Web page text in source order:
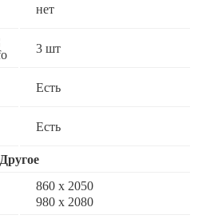
нет
3 шт
Есть
Есть
Другое
860 х 2050
980 х 2080